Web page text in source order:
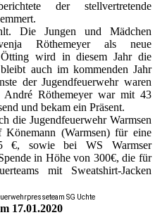
der stellvertretende
Die Jungen und Mädchen
Röthemeyer als neue
wird in diesem Jahr die
auch im kommenden Jahr
der Jugendfeuerwehr waren
André Röthemeyer war mit 43
und bekam ein Präsent.
die Jugendfeuerwehr Warmsen
(Warmsen) für eine
€, sowie bei WS Warmser
in Höhe von 300€, die für
mit Sweatshirt-Jacken
SG Uchte
17.01.2020